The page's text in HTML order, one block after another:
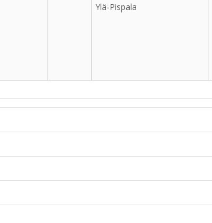
Ylä-Pispala